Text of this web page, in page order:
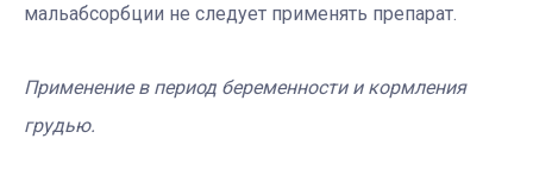
мальабсорбции не следует применять препарат.
Применение в период беременности и кормления
грудью.